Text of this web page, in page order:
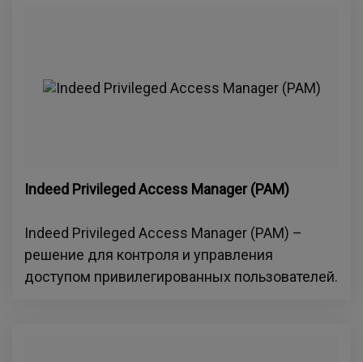
Indeed Privileged Access Manager (РАМ)
Indeed Privileged Access Manager (РАМ) –
решение для контроля и управления
доступом привилегированных пользователей.